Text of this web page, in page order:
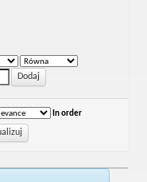
In order